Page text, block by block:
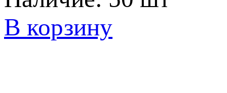
В корзину